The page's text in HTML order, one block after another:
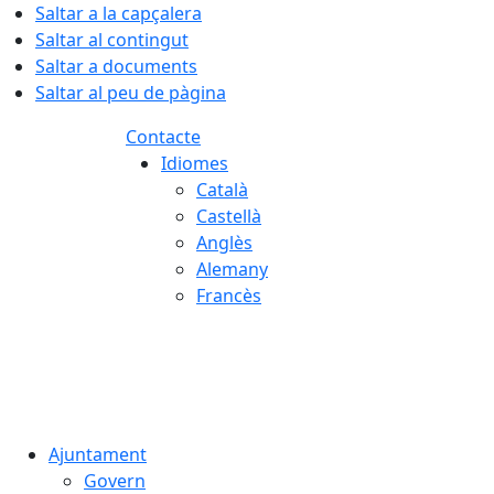
Saltar a la capçalera
Saltar al contingut
Saltar a documents
Saltar al peu de pàgina
Contacte
Idiomes
Català
Castellà
Anglès
Alemany
Francès
Ajuntament
Govern